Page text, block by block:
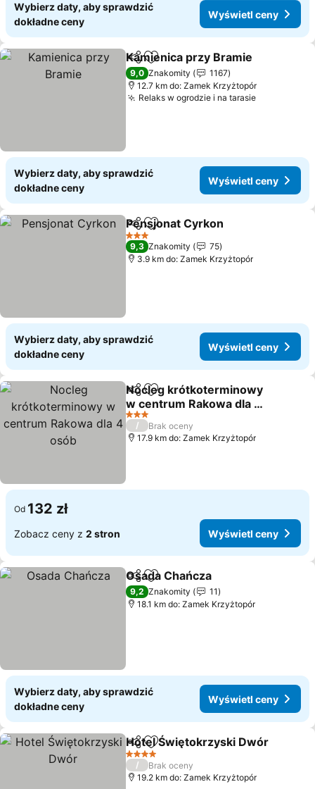
Wybierz daty, aby sprawdzić
dokładne ceny
Wyświetl ceny
Udostępnij
Dodaj do ulubionych
Kamienica przy Bramie
9,0 Znakomity
1167
12.7 km do: Zamek Krzyżtopór
Relaks w ogrodzie i na tarasie
Wybierz daty, aby sprawdzić
dokładne ceny
Wyświetl ceny
Udostępnij
Dodaj do ulubionych
Pensjonat Cyrkon
3 Kategoria
9,3 Znakomity
75
3.9 km do: Zamek Krzyżtopór
Wybierz daty, aby sprawdzić
dokładne ceny
Wyświetl ceny
UdostępnijDodaj do ulubionych
Nocleg krótkoterminowy
w centrum Rakowa dla 4
osób
3 Kategoria
/
Brak oceny
17.9 km do: Zamek Krzyżtopór
Od 132 zł
Zobacz ceny z 2 stron Wyświetl ceny
Udostępnij
Dodaj do ulubionych
Osada Chańcza
9,2 Znakomity
11
18.1 km do: Zamek Krzyżtopór
Wybierz daty, aby sprawdzić
dokładne ceny
Wyświetl ceny
Udostępnij
Dodaj do ulubionych
Hotel Świętokrzyski Dwór
4 Kategoria
/
Brak oceny
19.2 km do: Zamek Krzyżtopór